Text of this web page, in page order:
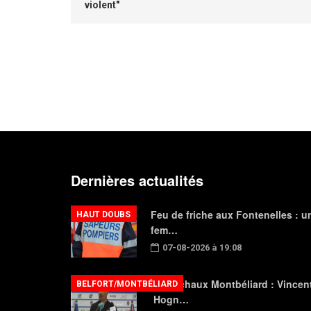
violent"
Dernières actualités
Feu de friche aux Fontenelles :
fem…
07-08-2026 à 19:08
HAUT DOUBS
FC Sochaux Montbéliard :
Hogn…
BELFORT/MONTBÉLIARD